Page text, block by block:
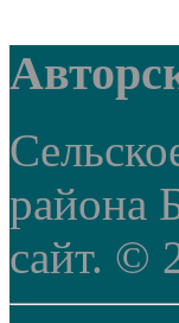
района
сайт. ©